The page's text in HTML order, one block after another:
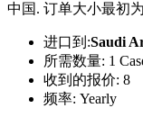
中国. 订单大小最初
进口到:Saudi
所需数量: 1
收到的报价: 8
频率: Yearly